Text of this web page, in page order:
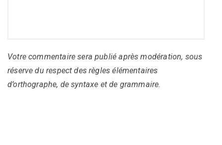
Votre commentaire sera publié après modération, sous
réserve du respect des règles élémentaires
d’orthographe, de syntaxe et de grammaire.